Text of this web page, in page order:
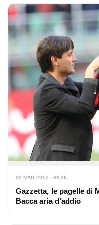
22 MAG 2017 · 09:30
Gazzetta, le pagelle di
Bacca aria d’addio